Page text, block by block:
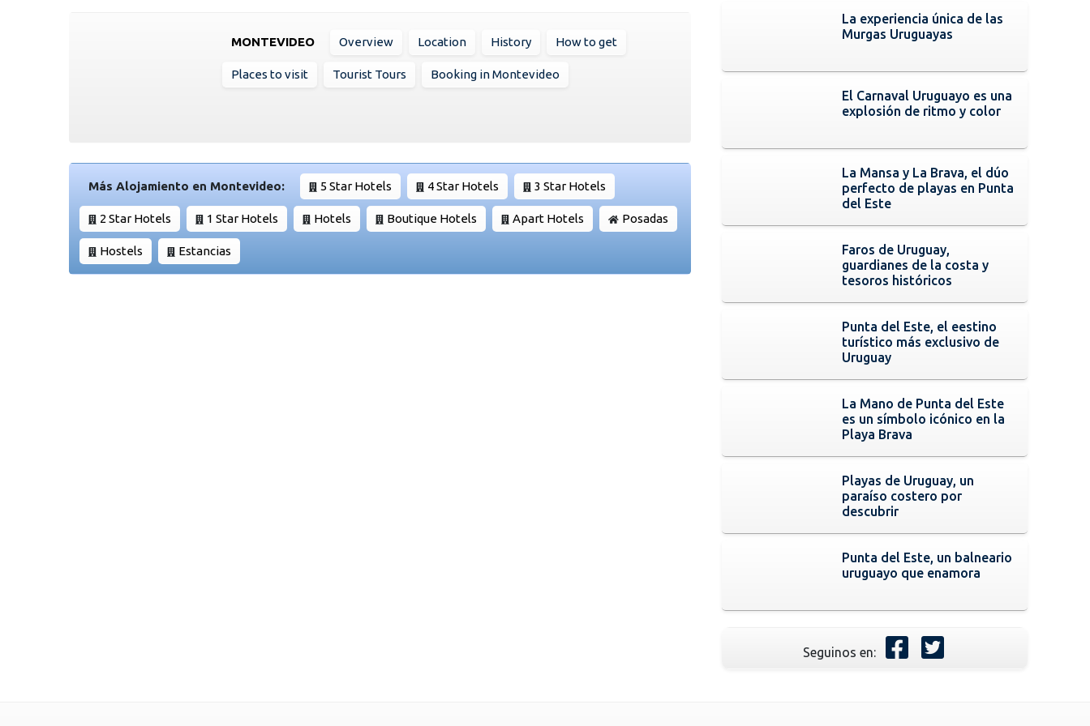
MONTEVIDEO Overview Location History How to get
Places to visit Tourist Tours Booking in Montevideo
Más Alojamiento en Montevideo: 5 Star Hotels 4 Star Hotels 3 Star Hotels
2 Star Hotels 1 Star Hotels Hotels Boutique Hotels Apart Hotels Posadas
Hostels Estancias
La experiencia única de las
Murgas Uruguayas
El Carnaval Uruguayo es una
explosión de ritmo y color
La Mansa y La Brava, el dúo
perfecto de playas en Punta
del Este
Faros de Uruguay,
guardianes de la costa y
tesoros históricos
Punta del Este, el eestino
turístico más exclusivo de
Uruguay
La Mano de Punta del Este
es un símbolo icónico en la
Playa Brava
Playas de Uruguay, un
paraíso costero por
descubrir
Punta del Este, un balneario
uruguayo que enamora
Seguinos en: